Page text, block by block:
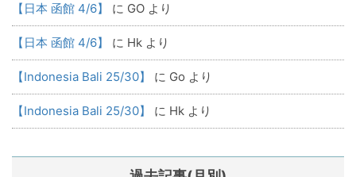
【日本 函館 4/6】 に GO より
【日本 函館 4/6】 に Hk より
【Indonesia Bali 25/30】 に Go より
【Indonesia Bali 25/30】 に Hk より